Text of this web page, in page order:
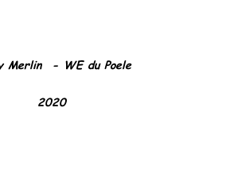
Merlin - WE du Poele
2020